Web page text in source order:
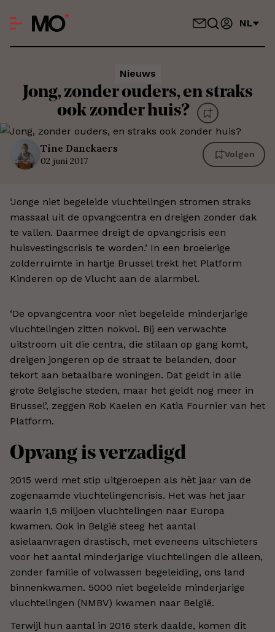
NL
Nieuws
Jong, zonder ouders, en straks
ook zonder huis?
Tine Danckaers
02 juni 2017
Volgen
‘Jonge niet begeleide vluchtelingen stromen straks
massaal uit de opvangcentra en dreigen zonder dak
te vallen. Daarmee dreigt de opvangcrisis een
huisvestingscrisis te worden.’ In een broeierige
zolderruimte in hartje Brussel trekt het Platform
Kinderen op de Vlucht aan de alarmbel.
‘De opvangcentra voor niet begeleide minderjarige
vluchtelingen zitten nokvol. Bij een verwachte
uitstroom uit die centra, die stilaan op gang komt,
dreigen jongeren op de straat te belanden, door
tekort aan betaalbare woningen. Dat geldt in alle
grote Belgische steden, maar het geldt nog meer in
Brussel’, zeggen Rob Kaelen en Katia Fournier van het
Platform.
Opvang is verzadigd
2015 werd met stip uitgeroepen als hèt jaar van de
zogenaamde vluchtelingencrisis. Het was het jaar
waarin 1,5 miljoen vluchtelingen naar Europa
kwamen. Ook in België steeg het aantal
asielaanvragen drastisch, met eveneens uitschieters
voor het aantal minderjarige vluchtelingen die alleen,
zonder familie of volwassen begeleiding, ons land
binnenkwamen. 5000 niet begeleide minderjarige
vluchtelingen (NMBV) kwamen naar België.
Terwijl hun aantal in 2016 sterk daalde, komen dit